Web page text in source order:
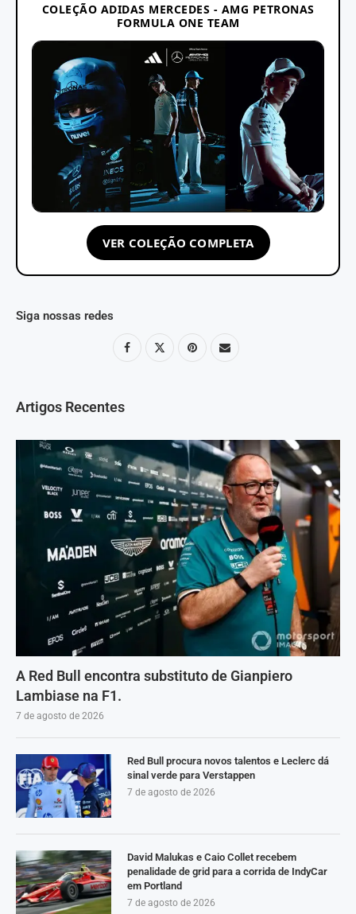
COLEÇÃO ADIDAS MERCEDES - AMG PETRONAS
FORMULA ONE TEAM
VER COLEÇÃO COMPLETA
Siga nossas redes
Artigos Recentes
A Red Bull encontra substituto de Gianpiero
Lambiase na F1.
7 de agosto de 2026
Red Bull procura novos talentos e Leclerc dá
sinal verde para Verstappen
7 de agosto de 2026
David Malukas e Caio Collet recebem
penalidade de grid para a corrida de IndyCar
em Portland
7 de agosto de 2026